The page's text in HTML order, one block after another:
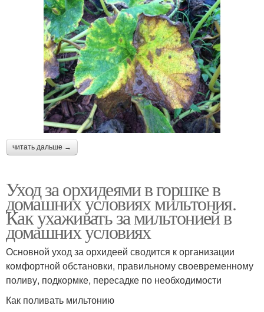
читать дальше →
Уход за орхидеями в горшке в
домашних условиях мильтония.
Как ухаживать за мильтонией в
домашних условиях
Основной уход за орхидеей сводится к организации
комфортной обстановки, правильному своевременному
поливу, подкормке, пересадке по необходимости
Как поливать мильтонию